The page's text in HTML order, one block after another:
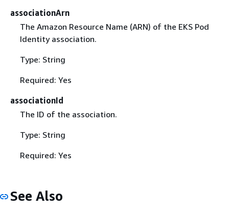
associationArn
The Amazon Resource Name (ARN) of the EKS Pod
Identity association.
Type: String
Required: Yes
associationId
The ID of the association.
Type: String
Required: Yes
See Also